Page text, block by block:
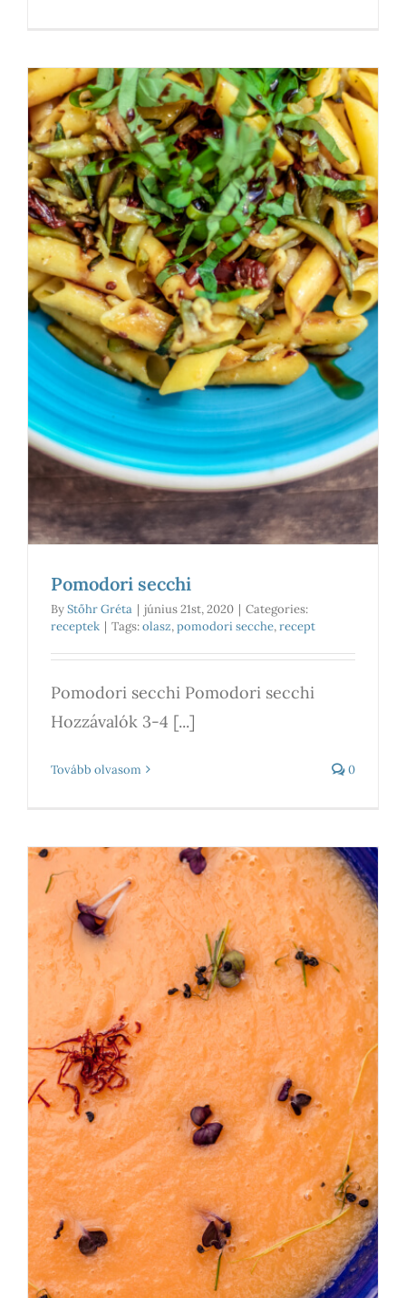
Pomodori secchi
ByStőhr Gréta | június 21st, 2020 | Categories:
receptek | Tags:olasz,pomodori secche,recept
Pomodori secchi Pomodori secchi
Hozzávalók 3-4 [...]
Tovább olvasom 0